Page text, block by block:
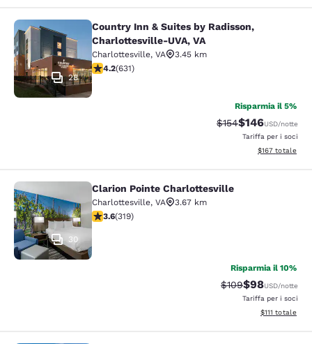
Country Inn & Suites by Radisson,
28
Country Inn & Suites by Radisson,
Charlottesville-UVA, VA
Charlottesville, VA
3.45 km
Valutazione di 4.21 stelle. Ottimo. 631 recensioni
4.2(631)
Risparmia il 5%
Tariffa di barratura:
$154Tariffa
$146USD/notte
Tariffa per i soci
Visualizza i
$167 totale
Clarion Pointe Charlottesville
30
Clarion Pointe Charlottesville
Charlottesville, VA
3.67 km
Valutazione di 3.58 stelle. Buono. 319 recensioni
3.6(319)
Risparmia il 10%
Tariffa di
$109Tariffa
$98USD/notte
Tariffa per i soci
Visualizza i
$111 totale